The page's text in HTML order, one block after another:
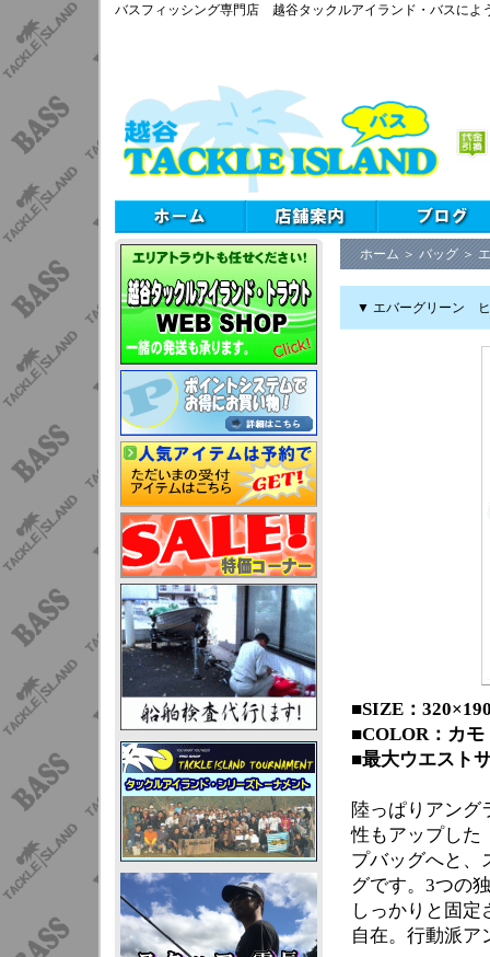
バスフィッシング専門店 越谷タックルアイランド・バスによ
ホーム ＞ バッグ ＞
▼ エバーグリーン ヒ
■SIZE：
■COLOR：カモ
■最大ウエスト
陸っぱりアング
性もアップした
プバッグへと、
グです。3つの
しっかりと固
自在。行動派ア